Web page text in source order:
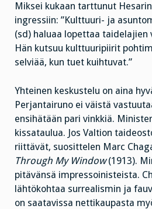
Miksei kukaan tarttunut
ingressiin: ”Kulttuuri- ja
(sd) haluaa lopettaa taidelajien
Hän kutsuu kulttuuripiirit
selviää, kun tuet kuihtuvat.”
Yhteinen keskustelu on aina
Perjantairuno ei väistä
ensihätään pari vinkkiä.
kissataulua. Jos Valtion
riittävät, suosittelen Marc
Through My Window(1913).
pitävänsä impressoinisteista.
lähtökohtaa surrealismin ja
on saatavissa nettikaupasta